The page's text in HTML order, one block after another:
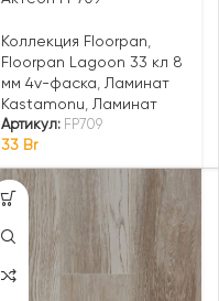
Коллекция Floorpan
Floorpan Lagoon 33 кл 8
мм 4v-фаска
Ламинат
Kastamonu
Ламинат
Артикул: FP709
33 Br